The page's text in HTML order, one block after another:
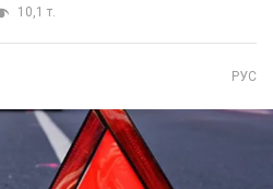
10,1 т.
РУС